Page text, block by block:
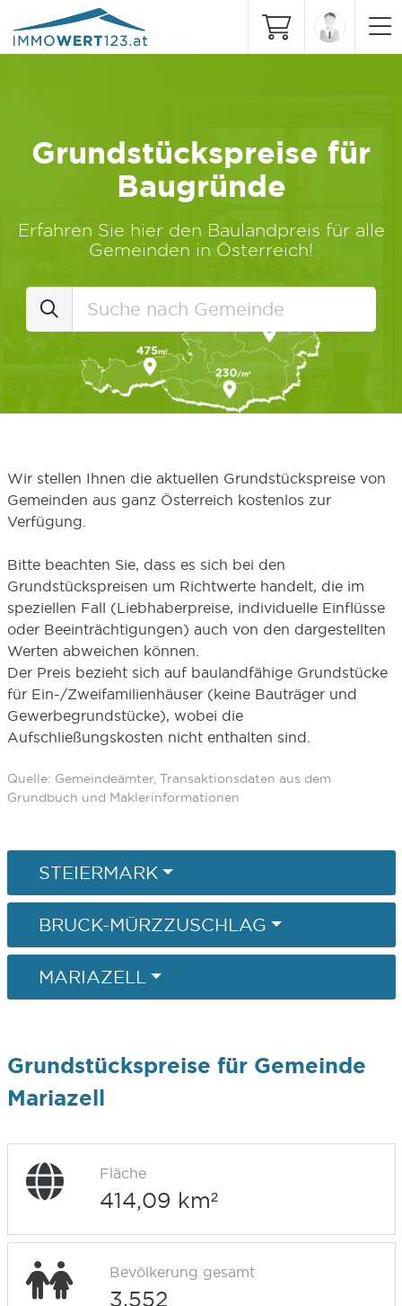
Grundstückspreise für
Baugründe
Erfahren Sie hier den Baulandpreis für alle
Gemeinden in Österreich!
Wir stellen Ihnen die aktuellen Grundstückspreise von
Gemeinden aus ganz Österreich kostenlos zur
Verfügung.
Bitte beachten Sie, dass es sich bei den
Grundstückspreisen um Richtwerte handelt, die im
speziellen Fall (Liebhaberpreise, individuelle Einflüsse
oder Beeinträchtigungen) auch von den dargestellten
Werten abweichen können.
Der Preis bezieht sich auf baulandfähige Grundstücke
für Ein-/Zweifamilienhäuser (keine Bauträger und
Gewerbegrundstücke), wobei die
Aufschließungskosten nicht enthalten sind.
Quelle: Gemeindeämter, Transaktionsdaten aus dem
Grundbuch und Maklerinformationen
STEIERMARK
BRUCK-MÜRZZUSCHLAG
MARIAZELL
Grundstückspreise für Gemeinde
Mariazell
Fläche
414,09 km²
Bevölkerung gesamt
3.552